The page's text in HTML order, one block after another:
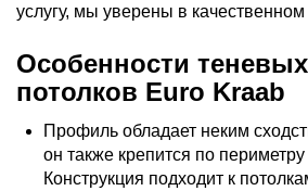
услугу, мы уверены в
Особенности
потолков Euro Kraab
Профиль обладает неким
он также крепится по
Конструкция подходит к